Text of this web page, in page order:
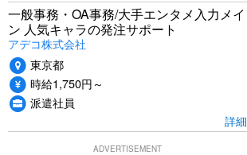
一般事務・OA事務/大手エンタメ入力メイ
ン 人気キャラの発注サポート
アデコ株式会社
東京都
時給1,750円～
派遣社員
詳細
ADVERTISEMENT